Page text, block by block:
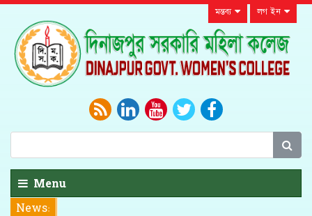
মন্তব্য লগ ইন
Menu
News: